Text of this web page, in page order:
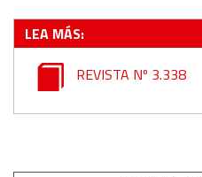
LEA MÁS:
REVISTA Nº 3.338